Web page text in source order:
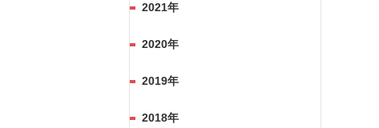
2021年
2020年
2019年
2018年